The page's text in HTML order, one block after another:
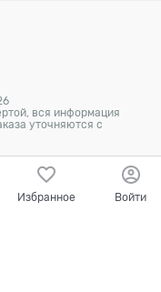
вся информация
уточняются с
Избранное Войти